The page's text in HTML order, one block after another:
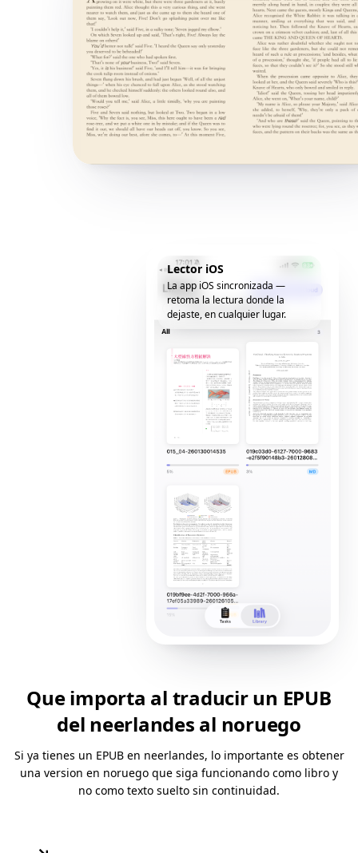
Lector iOS
La app iOS sincronizada —
retoma la lectura donde la
dejaste, en cualquier lugar.
Que importa al traducir un EPUB
del neerlandes al noruego
Si ya tienes un EPUB en neerlandes, lo importante es obtener
una version en noruego que siga funcionando como libro y
no como texto suelto sin continuidad.